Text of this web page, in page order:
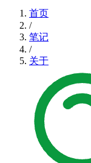
首页
/
笔记
/
关于